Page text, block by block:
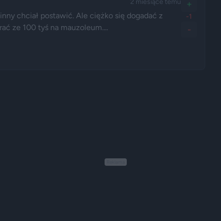
chciał postawić. Ale ciężko się dogadać z
ze 100 tyś na mauzoleum....
+
-1
-